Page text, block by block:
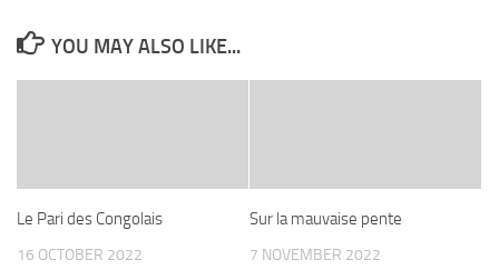
YOU MAY ALSO LIKE...
Le Pari des Congolais
16 OCTOBER 2022
Sur la mauvaise pente
7 NOVEMBER 2022